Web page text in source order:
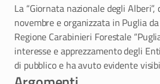
La “Giornata nazionale degli
novembre e organizzata in Puglia
Regione Carabinieri Forestale
interesse e apprezzamento degli
di pubblico e ha avuto evidente